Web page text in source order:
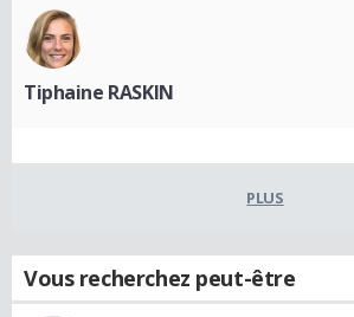
Tiphaine RASKIN
PLUS
Vous recherchez peut-être